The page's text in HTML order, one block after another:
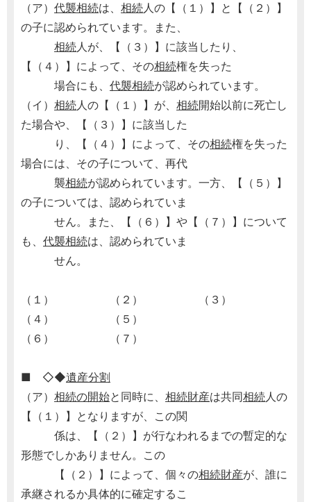
（ア） 代襲相続は、 相続人の【（１）】と【（２）】
の子に認められています。また、
相続人が、【（３）】に該当したり、
【（４）】によって、その相続権を失った
場合にも、 代襲相続が認められています。
（イ） 相続人の【（１）】が、 相続開始以前に死亡し
た場合や、【（３）】に該当した
り、【（４）】によって、その相続権を失った
場合には、その子について、再代
襲相続が認められています。一方、【（５）】
の子については、認められていま
せん。また、【（６）】や【（７）】について
も、 代襲相続は、認められていま
せん。
（１） （２） （３）
（４） （５）
（６） （７）
■ ◇◆遺産分割
（ア） 相続の開始と同時に、 相続財産は共同相続人の
【（１）】となりますが、この関
係は、【（２）】が行なわれるまでの暫定的な
形態でしかありません。この
【（２）】によって、個々の相続財産が、誰に
承継されるか具体的に確定するこ